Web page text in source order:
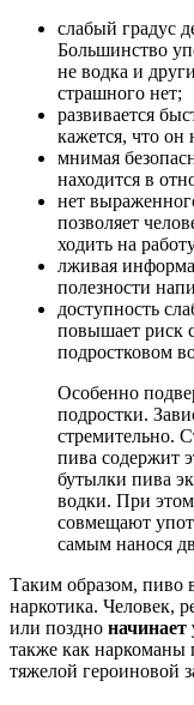
слабый градус
Большинство
не водка и
страшного нет;
развивается
кажется, что он
мнимая
находится в
нет
позволяет
ходить на
лживая
полезности
доступность
повышает риск
подростковом
Особенно
подростки.
стремительно.
пива содержит
бутылки пива
водки. При
совмещают
самым нанося
Таким образом, пиво
наркотика. Человек,
или поздно начинает
также как наркоманы
тяжелой героиновой